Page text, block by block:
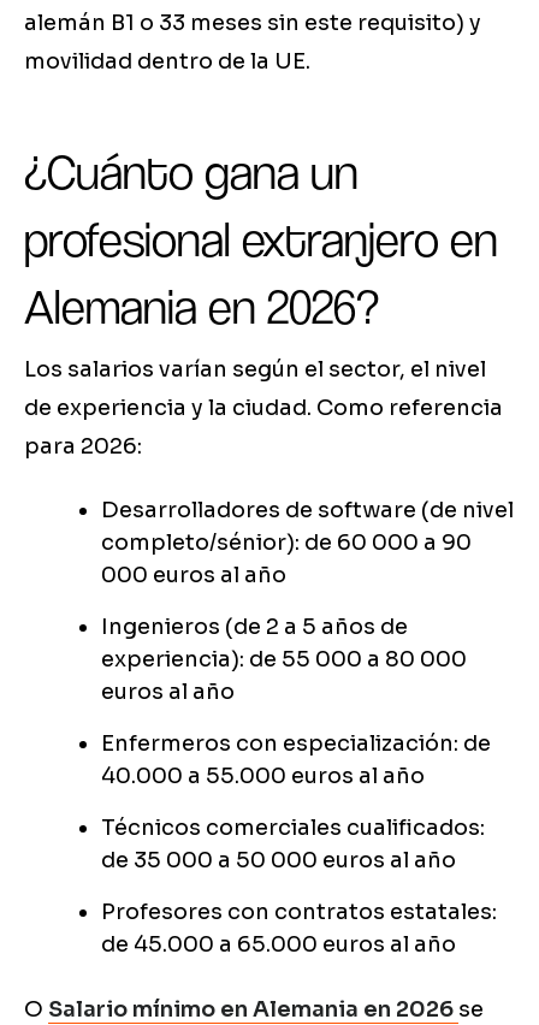
alemán B1 o 33 meses sin este requisito) y
movilidad dentro de la UE.
¿Cuánto gana un
profesional extranjero en
Alemania en 2026?
Los salarios varían según el sector, el nivel
de experiencia y la ciudad. Como referencia
para 2026:
Desarrolladores de software (de nivel
completo/sénior): de 60 000 a 90
000 euros al año
Ingenieros (de 2 a 5 años de
experiencia): de 55 000 a 80 000
euros al año
Enfermeros con especialización: de
40.000 a 55.000 euros al año
Técnicos comerciales cualificados:
de 35 000 a 50 000 euros al año
Profesores con contratos estatales:
de 45.000 a 65.000 euros al año
O Salario mínimo en Alemania en 2026 se